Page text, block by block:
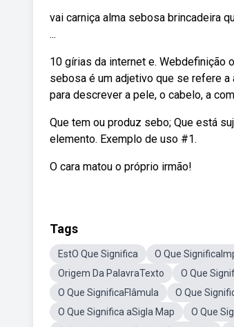
vai carniça alma sebosa brincadeira
...
10 gírias da internet e. Webdefinição
sebosa é um adjetivo que se refere
para descrever a pele, o cabelo, a
Que tem ou produz sebo; Que está
elemento. Exemplo de uso #1.
O cara matou o próprio irmão!
Tags
EstO Que Significa O Que
Origem Da PalavraTexto
O Que
O Que SignificaFlâmula
O Que
O Que Significa aSigla Map
O Que